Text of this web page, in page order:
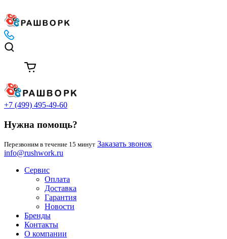
+7 (499) 495-49-60
Нужна помощь?
Перезвоним в течение 15 минут Заказать звонок
info@rushwork.ru
Сервис
Оплата
Доставка
Гарантия
Новости
Бренды
Контакты
О компании